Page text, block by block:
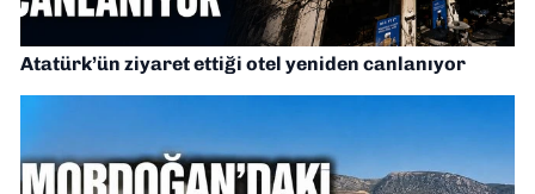
Atatürk’ün ziyaret ettiği otel yeniden canlanıyor